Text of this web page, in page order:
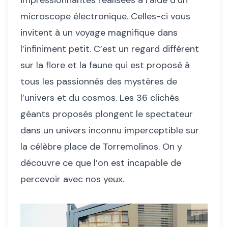
microscope électronique. Celles-ci vous
invitent à un voyage magnifique dans
l’infiniment petit. C’est un regard différent
sur la flore et la faune qui est proposé à
tous les passionnés des mystères de
l’univers et du cosmos. Les 36 clichés
géants proposés plongent le spectateur
dans un univers inconnu imperceptible sur
la célèbre place de Torremolinos. On y
découvre ce que l’on est incapable de
percevoir avec nos yeux.